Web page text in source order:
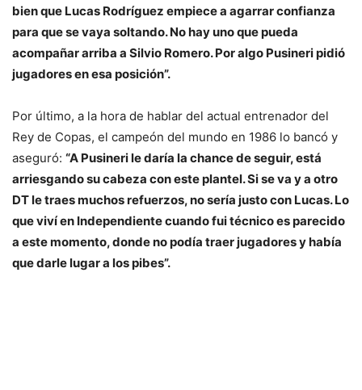
bien que Lucas Rodríguez empiece a agarrar confianza
para que se vaya soltando. No hay uno que pueda
acompañar arriba a Silvio Romero. Por algo Pusineri pidió
jugadores en esa posición”.
Por último, a la hora de hablar del actual entrenador del
Rey de Copas, el campeón del mundo en 1986 lo bancó y
aseguró: “A Pusineri le daría la chance de seguir, está
arriesgando su cabeza con este plantel. Si se va y a otro
DT le traes muchos refuerzos, no sería justo con Lucas. Lo
que viví en Independiente cuando fui técnico es parecido
a este momento, donde no podía traer jugadores y había
que darle lugar a los pibes”.